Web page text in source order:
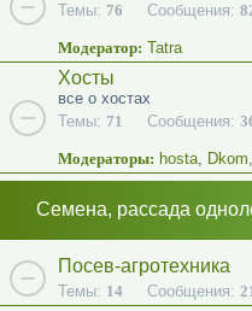
Темы: 76 Сообщения:
Модератор: Tatra
Хосты
все о хостах
Темы: 71 Сообщения:
Модераторы: hosta, Dkom,
Семена, рассада
Посев-агротехника
Темы: 14 Сообщения: